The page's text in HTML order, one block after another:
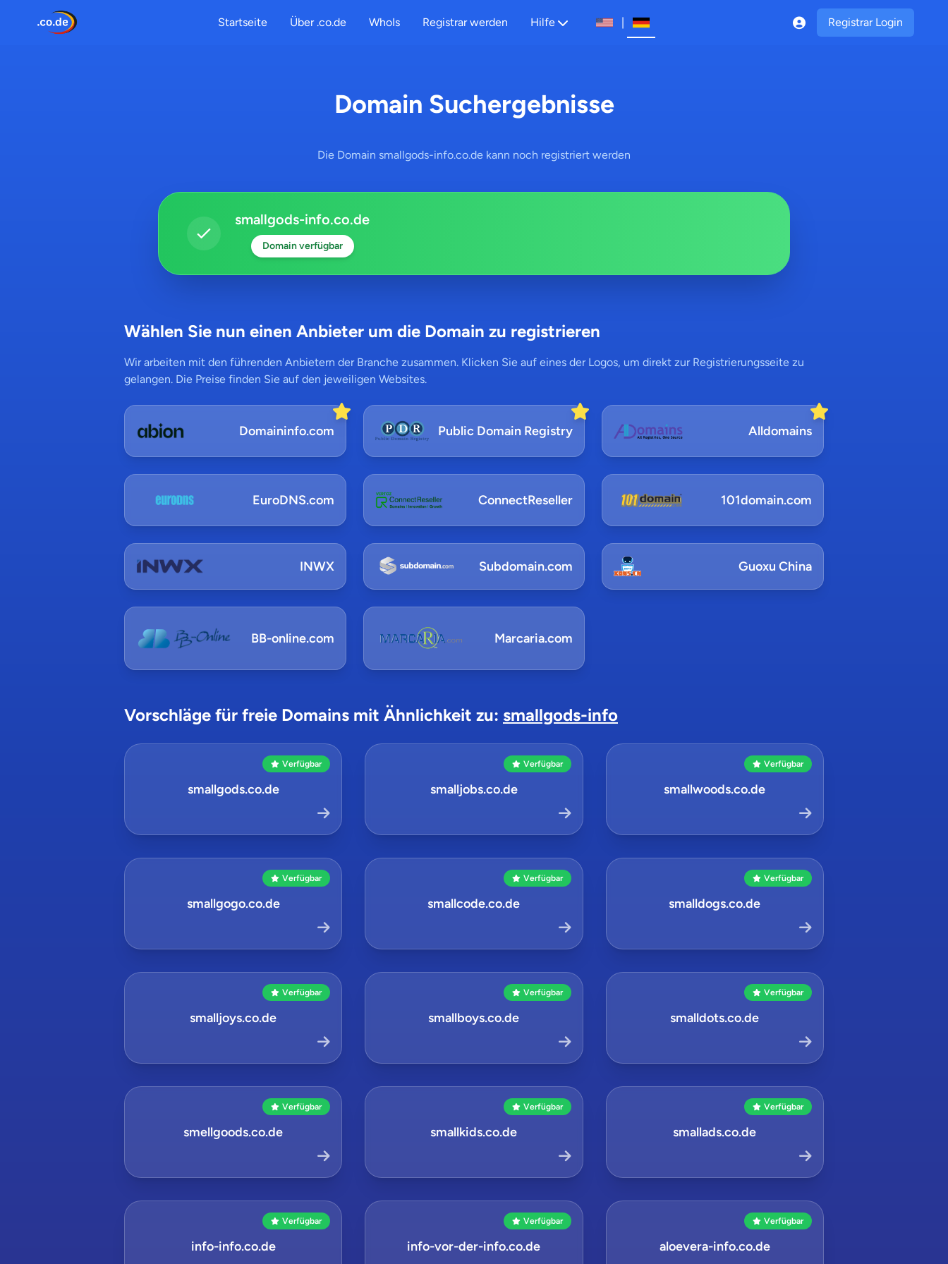
Startseite Über .co.de WhoIs Registrar werden Hilfe | Registrar Login
Domain Suchergebnisse
Die Domain smallgods-info.co.de kann noch registriert werden
smallgods-info.co.de
Domain verfügbar
Wählen Sie nun einen Anbieter um die Domain zu registrieren
Wir arbeiten mit den führenden Anbietern der Branche zusammen. Klicken Sie auf eines der Logos, um direkt zur Registrierungsseite zu
gelangen. Die Preise finden Sie auf den jeweiligen Websites.
Domaininfo.com Public Domain Registry Alldomains
EuroDNS.com ConnectReseller 101domain.com
INWX Subdomain.com Guoxu China
BB-online.com Marcaria.com
Vorschläge für freie Domains mit Ähnlichkeit zu: smallgods-info
Verfügbar
smallgods.co.de
Verfügbar
smalljobs.co.de
Verfügbar
smallwoods.co.de
Verfügbar
smallgogo.co.de
Verfügbar
smallcode.co.de
Verfügbar
smalldogs.co.de
Verfügbar
smalljoys.co.de
Verfügbar
smallboys.co.de
Verfügbar
smalldots.co.de
Verfügbar
smellgoods.co.de
Verfügbar
smallkids.co.de
Verfügbar
smallads.co.de
Verfügbar
info-info.co.de
Verfügbar
info-vor-der-info.co.de
Verfügbar
aloevera-info.co.de